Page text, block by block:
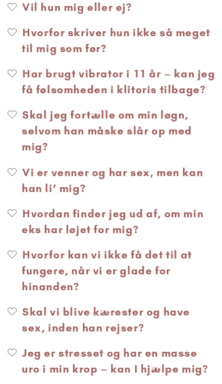
Vil hun mig eller ej?
Hvorfor skriver hun ikke så meget
til mig som før?
Har brugt vibrator i 11 år – kan jeg
få følsomheden i klitoris tilbage?
Skal jeg fortælle om min løgn,
selvom han måske slår op med
mig?
Vi er venner og har sex, men kan
han li’ mig?
Hvordan finder jeg ud af, om min
eks har løjet for mig?
Hvorfor kan vi ikke få det til at
fungere, når vi er glade for
hinanden?
Skal vi blive kærester og have
sex, inden han rejser?
Jeg er stresset og har en masse
uro i min krop – kan I hjælpe mig?